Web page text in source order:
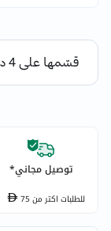
توصيل مجاني*
للطلبات اكتر من75